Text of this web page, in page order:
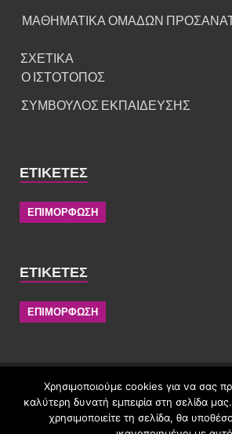
ΜΑΘΗΜΑΤΙΚΑ ΟΜΑΔΩΝ
ΣΧΕΤΙΚΑ
Ο ΙΣΤΟΤΟΠΟΣ
ΣΥΜΒΟΥΛΟΣ ΕΚΠΑΙΔΕΥΣΗΣ
ΕΤΙΚΈΤΕΣ
ΕΠΙΜΟΡΦΩΣΗ
ΕΤΙΚΈΤΕΣ
ΕΠΙΜΟΡΦΩΣΗ
Το περιεχόμενο αρχείων που εμφανίζει το
διαχειριστή αποτελεί προσωπικό
προστατεύεται από το νόμο περί
Χρησιμοποιούμε cookies για να σας
καλύτερη δυνατή εμπειρία στη σελίδα
χρησιμοποιείτε τη σελίδα, θα